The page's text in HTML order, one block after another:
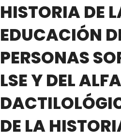
HISTORIA DE
EDUCACIÓN
PERSONAS
LSE Y DEL
DE LA